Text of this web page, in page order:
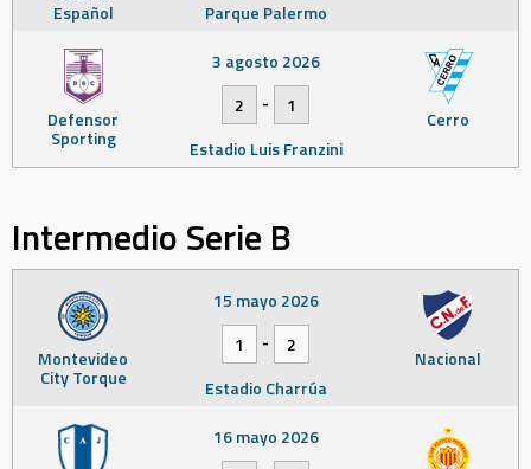
Español
Parque Palermo
Defensor
Sporting
Cerro
3 agosto 2026
2
-
1
Estadio Luis Franzini
Intermedio Serie B
Montevideo
City Torque
Nacional
15 mayo 2026
1
-
2
Estadio Charrúa
16 mayo 2026